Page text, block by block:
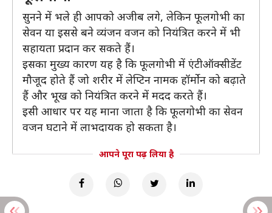
सुनने में भले ही आपको अजीब लगे, लेकिन फूलगोभी का
सेवन या इससे बने व्यंजन वजन को नियंत्रित करने में भी
सहायता प्रदान कर सकते हैं।
इसका मुख्य कारण यह है कि फूलगोभी में एंटीऑक्सीडेंट
मौजूद होते हैं जो शरीर में लेप्टिन नामक हॉर्मोन को बढ़ाते
हैं और भूख को नियंत्रित करने में मदद करते हैं।
इसी आधार पर यह माना जाता है कि फूलगोभी का सेवन
वजन घटाने में लाभदायक हो सकता है।
आपने पूरा पढ़ लिया है